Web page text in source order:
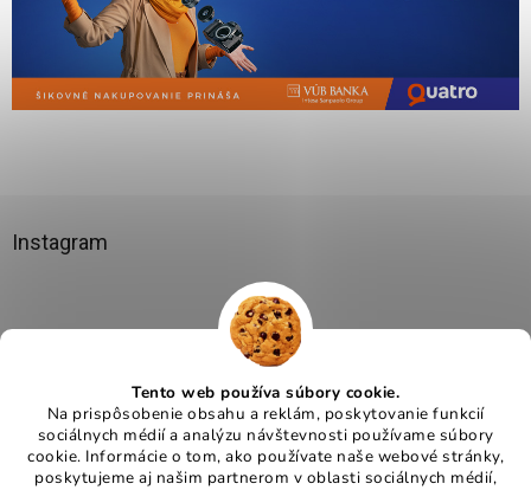
Tento web používa súbory cookie.
Na prispôsobenie obsahu a reklám, poskytovanie funkcií
sociálnych médií a analýzu návštevnosti používame súbory
cookie. Informácie o tom, ako používate naše webové stránky,
poskytujeme aj našim partnerom v oblasti sociálnych médií,
Instagram